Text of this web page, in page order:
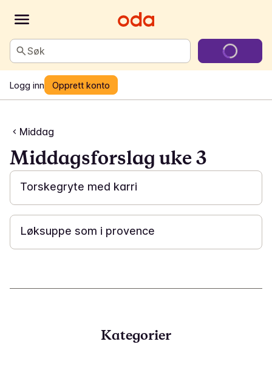
Søk
Logg inn Opprett konto
Middag
Middagsforslag uke 3
30 min
Torskegryte med karri
30 min
Løksuppe som i provence
Kategorier